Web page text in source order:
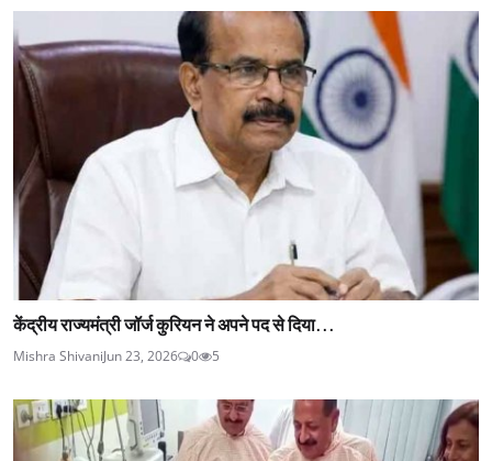
केंद्रीय राज्यमंत्री जॉर्ज कुरियन ने अपने पद से दिया...
Mishra ShivaniJun 23, 2026 0 5